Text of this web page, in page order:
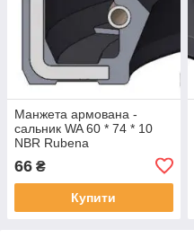
Манжета армована -
сальник WA 60 * 74 * 10
NBR Rubena
66 ₴
Купити